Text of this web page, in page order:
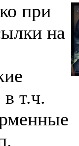
при
на
т.ч.